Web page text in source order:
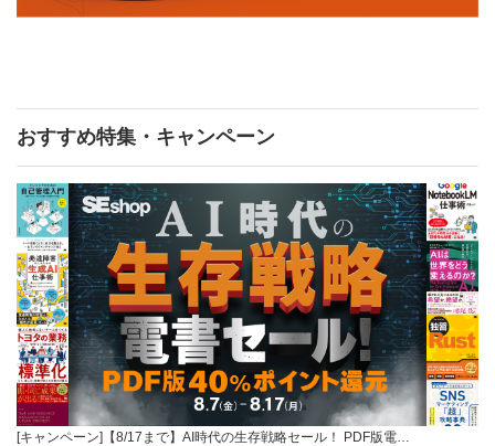
おすすめ特集・キャンペーン
[キャンペーン]【8/17まで】AI時代の生存戦略セール！ PDF版電…